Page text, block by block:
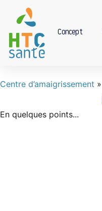
Concept
Centre d’amaigrissement »
En quelques points...